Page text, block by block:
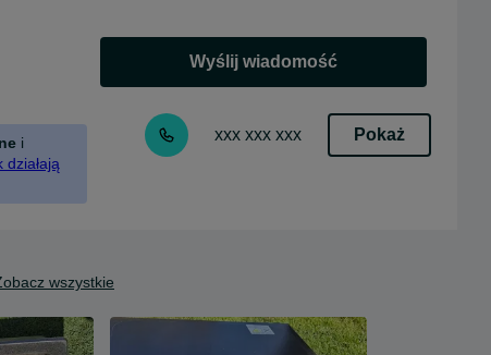
i
działają
Wyślij wiadomość
xxx xxx xxx Pokaż
wszystkie